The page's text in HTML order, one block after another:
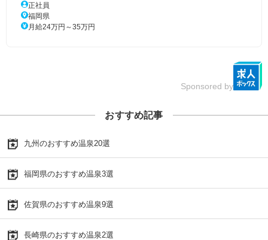
正社員
福岡県
月給24万円～35万円
Sponsored by
おすすめ記事
九州のおすすめ温泉20選
福岡県のおすすめ温泉3選
佐賀県のおすすめ温泉9選
長崎県のおすすめ温泉2選